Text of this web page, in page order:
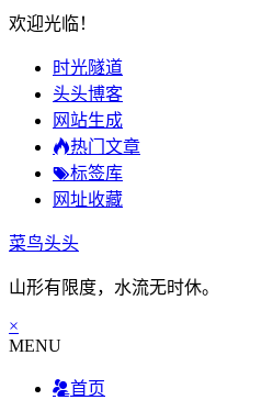
欢迎光临！
时光隧道
头头博客
网站生成
热门文章
标签库
网址收藏
菜鸟头头
山形有限度，水流无时休。
×
MENU
首页